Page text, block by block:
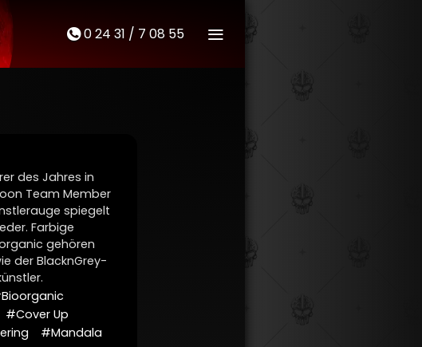
t0 24 31 / 7 08 55 M
des Jahres in
Team Member
spiegelt
Farbige
gehören
der BlacknGrey-
#Cover Up
#Mandala